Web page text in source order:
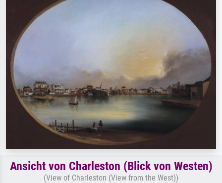
oder Stilen – z.B. Monet,
Sternennacht, Impressionismus, Welle
Wiese, Abstrakt mit viel Rot, Dunkles
Ölgemälde, Stehender Akt neben einem
Ansicht von Charleston (Blick von Westen)
(View of Charleston (View from the West))